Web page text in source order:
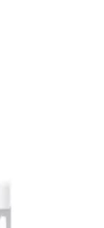
ve çevresel